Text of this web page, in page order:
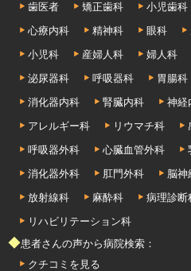
歯医者
矯正歯科 小児歯科
心療内科
精神科 眼科
小児科
産婦人科 婦人科
泌尿器科
呼吸器科 胃腸科
消化器内科
腎臓内科 神経
アレルギー科
リウマチ科
呼吸器外科
心臓血管外科
消化器外科
肛門外科 脳神
放射線科
麻酔科 病理診断
リハビリテーション科
◆患者さんの声から病院検索：
クチコミを見る